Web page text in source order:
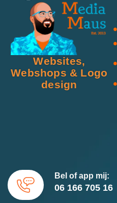
Websites,
Webshops & Logo
design
Bel of app mij:
06 166 705 16